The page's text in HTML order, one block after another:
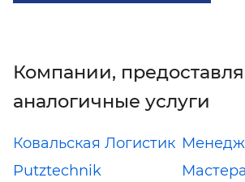
Компании,
аналогичные услуги
Ковальская Логистик
Putztechnik